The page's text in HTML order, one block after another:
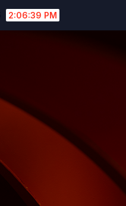
2:06:39 PM